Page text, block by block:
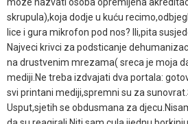
skrupula),koja dodje u kuću
lice i gura mikrofon pod nos? Ili,pita
Najveci krivci za podsticanje
na drustvenim mrezama( sreca je moja
mediji.Ne treba izdvajati dva portala:
svi printani mediji,spremni su za
Usput,sjetih se obdusmana za